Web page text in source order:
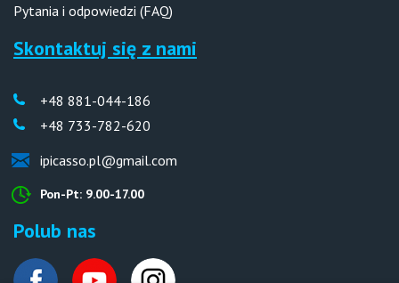
Pytania i odpowiedzi (FAQ)
Skontaktuj się z nami
+48 881-044-186
+48 733-782-620
ipicasso.pl@gmail.com
Pon-Pt: 9.00-17.00
Polub nas